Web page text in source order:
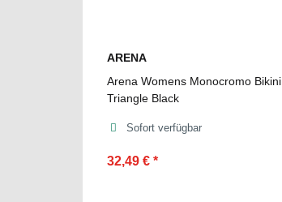
ARENA
Arena Womens Monocromo Bikini
Triangle Black
Sofort verfügbar
32,49 € *